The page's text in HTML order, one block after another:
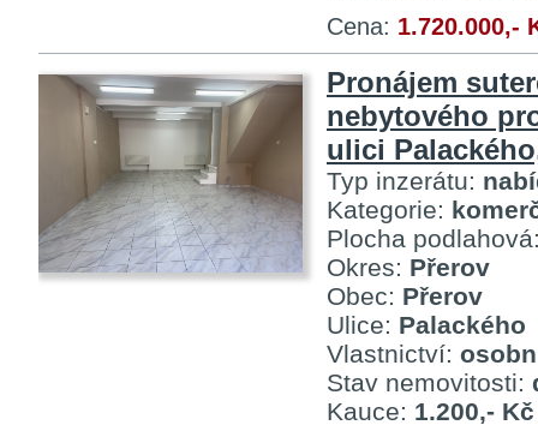
Cena: 1.720.000,-
Pronájem
nebytového
ulici
Typ inzerátu:
Kategorie:
Plocha
Okres: Přerov
Obec: Přerov
Ulice: Palackého
Vlastnictví:
Stav nemovitosti:
Kauce: 1.200,- Kč